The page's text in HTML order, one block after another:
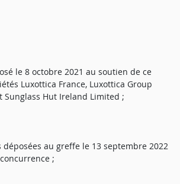
le 8 octobre 2021 au soutien de ce
Luxottica France, Luxottica Group
Sunglass Hut Ireland Limited ;
déposées au greffe le 13 septembre 2022
;